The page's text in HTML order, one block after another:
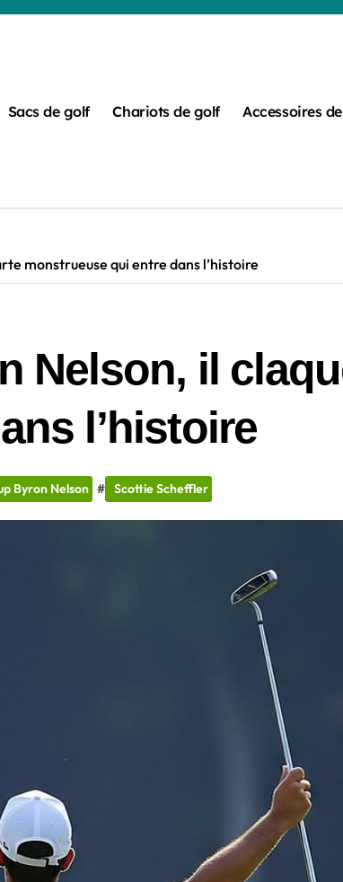
Sacs de golf Chariots de golf Accessoires
monstrueuse qui entre dans l’histoire
Nelson, il
l’histoire
Byron Nelson # Scottie Scheffler